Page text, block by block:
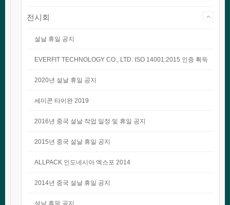
전시회
설날 휴일 공지
EVERFIT TECHNOLOGY CO., LTD. ISO 14001:2015 인증 획득
2020년 설날 휴일 공지
세미콘 타이완 2019
2016년 중국 설날 작업 일정 및 휴일 공지
2015년 중국 설날 휴일 공지
ALLPACK 인도네시아 엑스포 2014
2014년 중국 설날 휴일 공지
설날 휴무 공지